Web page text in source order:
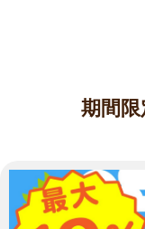
京都市上
八幡市/京田辺市
手町/ 綴喜郡宇治田原
... more
期間